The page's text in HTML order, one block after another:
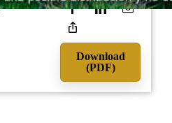
Download
(PDF)